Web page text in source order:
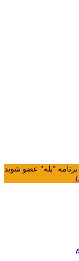
برنامه "بله" عضو شوید